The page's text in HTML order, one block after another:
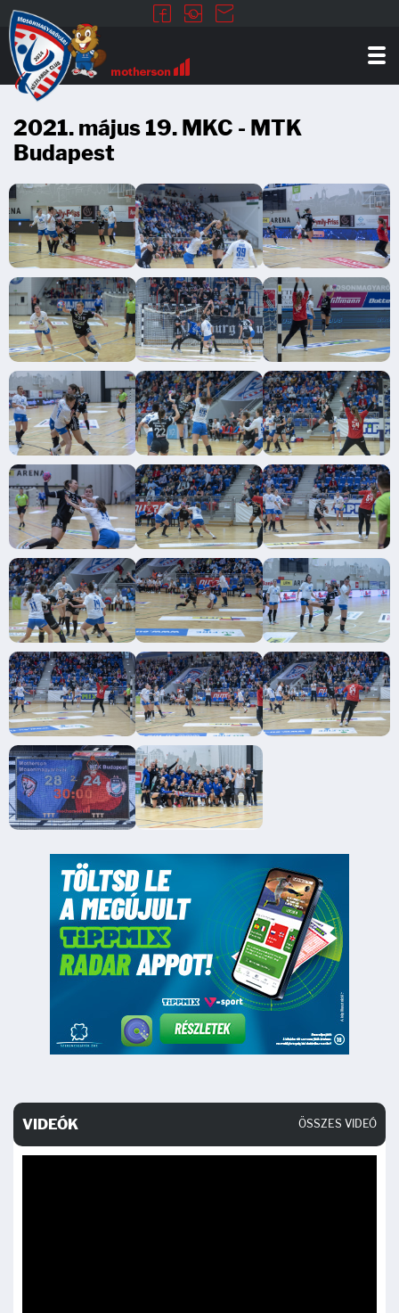
2021. május 19. MKC - MTK
Budapest
VIDEÓK ÖSSZES VIDEÓ